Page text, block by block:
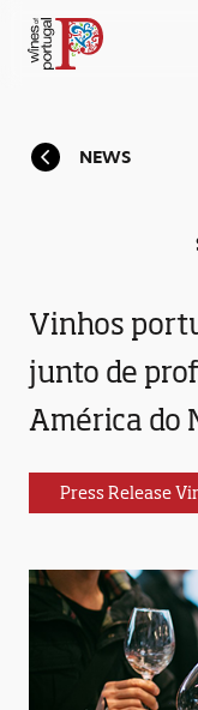
NEWS
Vinhos
junto de
América do
Press Release